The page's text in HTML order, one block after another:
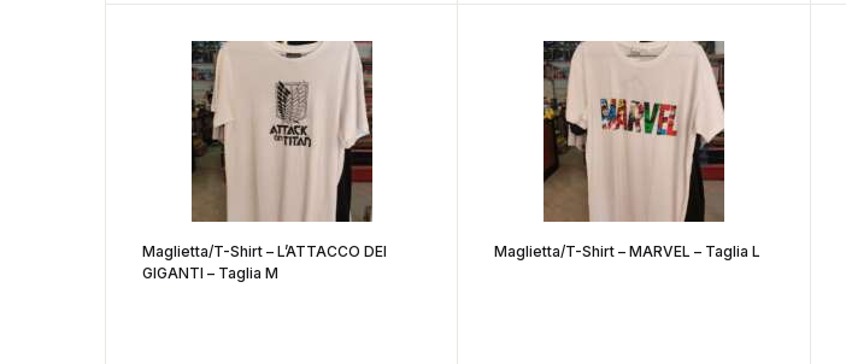
Maglietta/T-Shirt – L’ATTACCO DEI
GIGANTI – Taglia M
Maglietta/T-Shirt – MARVEL – Taglia L